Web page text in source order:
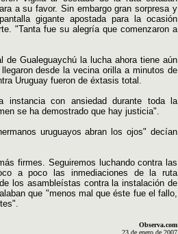
a su favor. Sin embargo gran sorpresa y
gigante apostada para la ocasión
"Tanta fue su alegría que comenzaron a
de Gualeguaychú la lucha ahora tiene aún
desde la vecina orilla a minutos de
Uruguay fueron de éxtasis total.
instancia con ansiedad durante toda la
se ha demostrado que hay justicia".
uruguayos abran los ojos" decían
firmes. Seguiremos luchando contra las
a poco las inmediaciones de la ruta
los asambleístas contra la instalación de
que "menos mal que éste fue el fallo,
Observa.com
23 de enero de 2007